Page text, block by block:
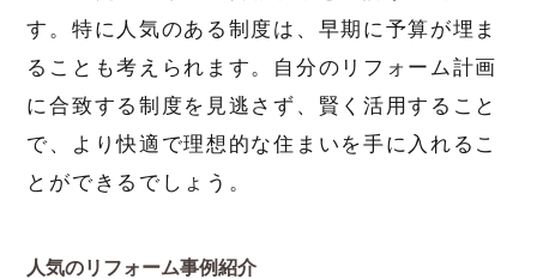
す。特に人気のある制度は、早期に予算が埋ま
ることも考えられます。自分のリフォーム計画
に合致する制度を見逃さず、賢く活用すること
で、より快適で理想的な住まいを手に入れるこ
とができるでしょう。
人気のリフォーム事例紹介